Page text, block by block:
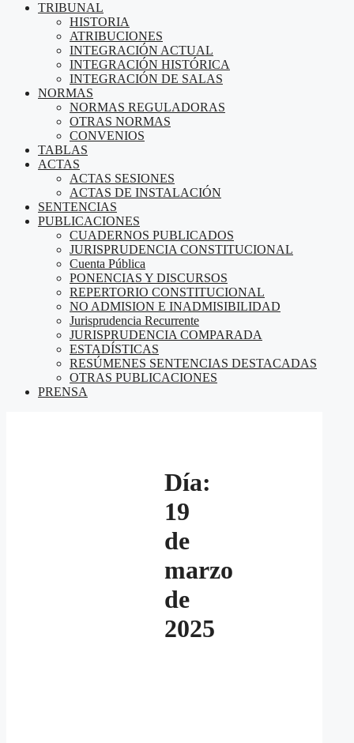
TRIBUNAL
HISTORIA
ATRIBUCIONES
INTEGRACIÓN ACTUAL
INTEGRACIÓN HISTÓRICA
INTEGRACIÓN DE SALAS
NORMAS
NORMAS REGULADORAS
OTRAS NORMAS
CONVENIOS
TABLAS
ACTAS
ACTAS SESIONES
ACTAS DE INSTALACIÓN
SENTENCIAS
PUBLICACIONES
CUADERNOS PUBLICADOS
JURISPRUDENCIA CONSTITUCIONAL
Cuenta Pública
PONENCIAS Y DISCURSOS
REPERTORIO CONSTITUCIONAL
NO ADMISION E INADMISIBILIDAD
Jurisprudencia Recurrente
JURISPRUDENCIA COMPARADA
ESTADÍSTICAS
RESÚMENES SENTENCIAS DESTACADAS
OTRAS PUBLICACIONES
PRENSA
Día:
19
de
marzo
de
2025